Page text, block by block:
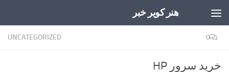
هنر کویر خبر
UNCATEGORIZED 0
خرید سرور HP